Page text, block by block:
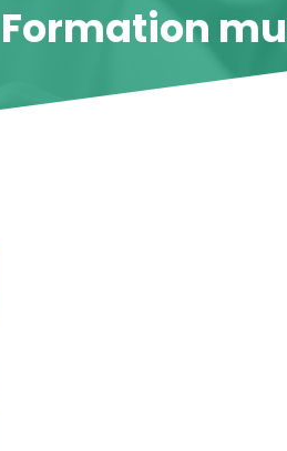
Formation